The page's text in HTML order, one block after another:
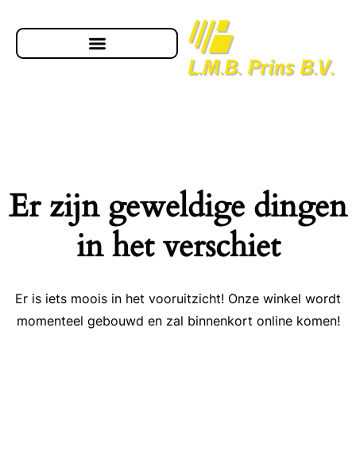
Er zijn geweldige dingen
in het verschiet
Er is iets moois in het vooruitzicht! Onze winkel wordt
momenteel gebouwd en zal binnenkort online komen!